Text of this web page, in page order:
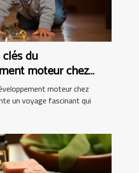
du
moteur chez
moteur chez
un voyage fascinant qui